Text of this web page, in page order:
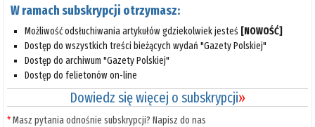
W ramach subskrypcji otrzymasz:
Możliwość odsłuchiwania artykułów gdziekolwiek jesteś [NOWOŚĆ]
Dostęp do wszystkich treści bieżących wydań "Gazety Polskiej"
Dostęp do archiwum "Gazety Polskiej"
Dostęp do felietonów on-line
Dowiedz się więcej o subskrypcji»
*Masz pytania odnośnie subskrypcji? Napisz do nas